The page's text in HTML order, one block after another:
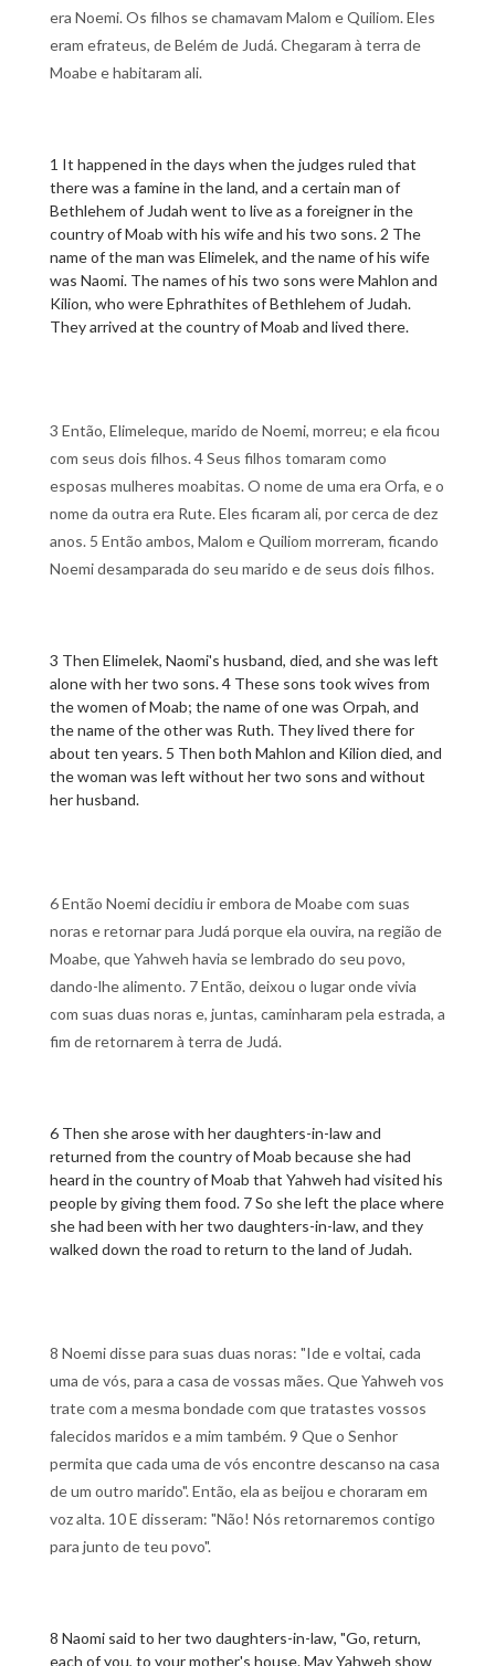
era Noemi. Os filhos se chamavam Malom e Quiliom. Eles
eram efrateus, de Belém de Judá. Chegaram à terra de
Moabe e habitaram ali.
1 It happened in the days when the judges ruled that
there was a famine in the land, and a certain man of
Bethlehem of Judah went to live as a foreigner in the
country of Moab with his wife and his two sons. 2 The
name of the man was Elimelek, and the name of his wife
was Naomi. The names of his two sons were Mahlon and
Kilion, who were Ephrathites of Bethlehem of Judah.
They arrived at the country of Moab and lived there.
3 Então, Elimeleque, marido de Noemi, morreu; e ela ficou
com seus dois filhos. 4 Seus filhos tomaram como
esposas mulheres moabitas. O nome de uma era Orfa, e o
nome da outra era Rute. Eles ficaram ali, por cerca de dez
anos. 5 Então ambos, Malom e Quiliom morreram, ficando
Noemi desamparada do seu marido e de seus dois filhos.
3 Then Elimelek, Naomi's husband, died, and she was left
alone with her two sons. 4 These sons took wives from
the women of Moab; the name of one was Orpah, and
the name of the other was Ruth. They lived there for
about ten years. 5 Then both Mahlon and Kilion died, and
the woman was left without her two sons and without
her husband.
6 Então Noemi decidiu ir embora de Moabe com suas
noras e retornar para Judá porque ela ouvira, na região de
Moabe, que Yahweh havia se lembrado do seu povo,
dando-lhe alimento. 7 Então, deixou o lugar onde vivia
com suas duas noras e, juntas, caminharam pela estrada, a
fim de retornarem à terra de Judá.
6 Then she arose with her daughters-in-law and
returned from the country of Moab because she had
heard in the country of Moab that Yahweh had visited his
people by giving them food. 7 So she left the place where
she had been with her two daughters-in-law, and they
walked down the road to return to the land of Judah.
8 Noemi disse para suas duas noras: "Ide e voltai, cada
uma de vós, para a casa de vossas mães. Que Yahweh vos
trate com a mesma bondade com que tratastes vossos
falecidos maridos e a mim também. 9 Que o Senhor
permita que cada uma de vós encontre descanso na casa
de um outro marido". Então, ela as beijou e choraram em
voz alta. 10 E disseram: "Não! Nós retornaremos contigo
para junto de teu povo".
8 Naomi said to her two daughters-in-law, "Go, return,
each of you, to your mother's house. May Yahweh show